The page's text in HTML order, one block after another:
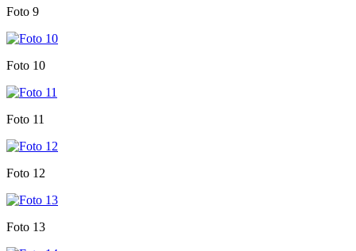
Foto 9
Foto 10
Foto 11
Foto 12
Foto 13